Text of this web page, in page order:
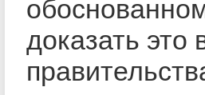
доказать это